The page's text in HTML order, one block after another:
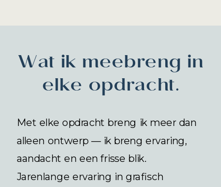
Wat ik meebreng in
elke opdracht.
Met elke opdracht breng ik meer dan
alleen ontwerp — ik breng ervaring,
aandacht en een frisse blik.
Jarenlange ervaring in grafisch